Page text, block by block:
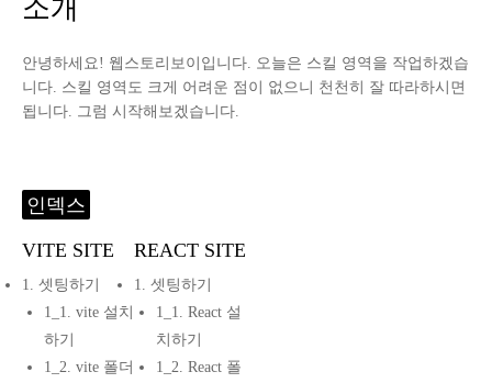
소개
안녕하세요! 웹스토리보이입니다. 오늘은 스킬 영역을 작업하겠습
니다. 스킬 영역도 크게 어려운 점이 없으니 천천히 잘 따라하시면
됩니다. 그럼 시작해보겠습니다.
인덱스
VITE SITE
1. 셋팅하기
1_1. vite 설치
하기
1_2. vite 폴더
REACT SITE
1. 셋팅하기
1_1. React 설
치하기
1_2. React 폴